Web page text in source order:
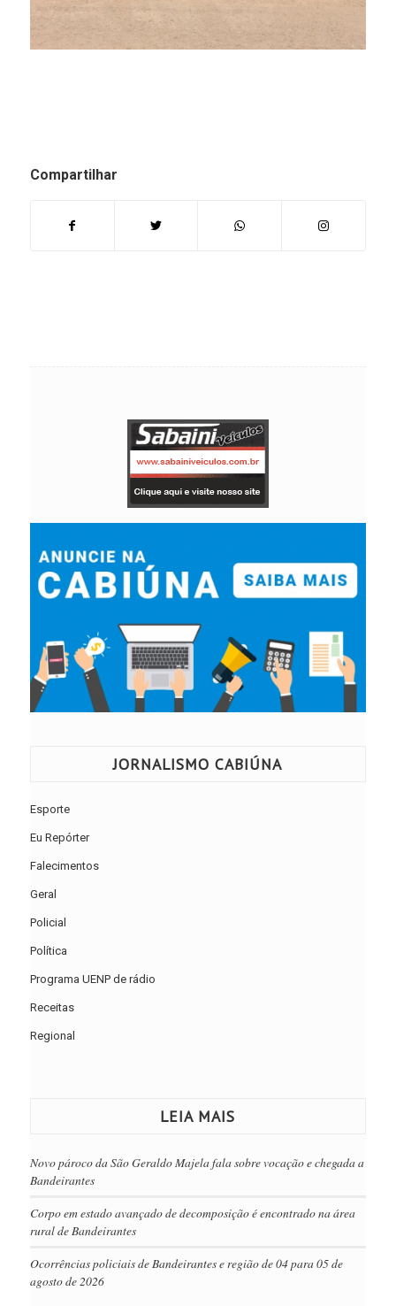
Compartilhar
JORNALISMO CABIÚNA
Esporte
Eu Repórter
Falecimentos
Geral
Policial
Política
Programa UENP de rádio
Receitas
Regional
LEIA MAIS
Novo pároco da São Geraldo Majela fala sobre vocação e chegada a
Bandeirantes
Corpo em estado avançado de decomposição é encontrado na área
rural de Bandeirantes
Ocorrências policiais de Bandeirantes e região de 04 para 05 de
agosto de 2026